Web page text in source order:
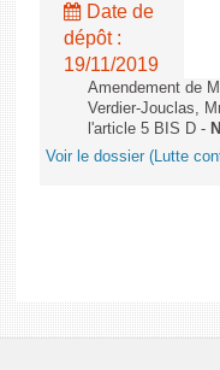
Date de
dépôt :
19/11/2019
Amendement de
Verdier-Jouclas,
l'article 5 BIS D -
Voir le dossier (Lutte